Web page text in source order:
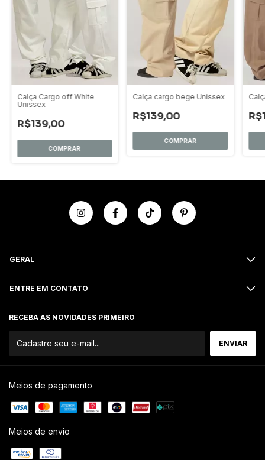
Calça Cargo off White
Unissex
R$139,00
COMPRAR
Calça cargo bege Unissex
R$139,00
COMPRAR
GERAL
ENTRE EM CONTATO
RECEBA AS NOVIDADES PRIMEIRO
Meios de pagamento
Meios de envio